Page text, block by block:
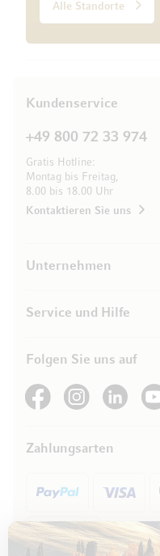
Alle Standorte
Kundenservice
+49 800 72 33 974
Gratis Hotline:
Montag bis Freitag,
8.00 bis 18.00 Uhr
Kontaktieren Sie uns
Unternehmen
Service und Hilfe
Folgen Sie uns auf
See our FacebookSee our Instagram
See our See
Zahlungsarten
Rechnung